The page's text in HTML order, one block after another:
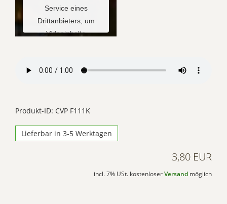
Service eines
Drittanbieters, um
Videoinhalte
Ihren Aktivitäten
und stimmen Sie der
zu, um dieses Video
Produkt-ID: CVP F111K
Lieferbar in 3-5 Werktagen
3,80 EUR
incl. 7% USt. kostenloser Versand möglich